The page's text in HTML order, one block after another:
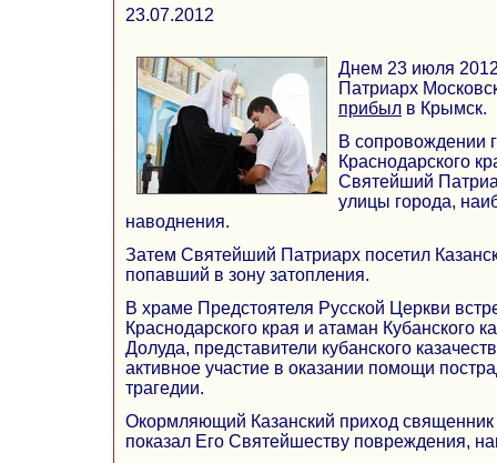
23.07.2012
Днем 23 июля
Патриарх
прибыл в Крымск.
В сопровождении
Краснодарского
Святейший
улицы города,
наводнения.
Затем Святейший Патриарх посетил
попавший в зону затопления.
В храме Предстоятеля Русской Церкви
Краснодарского края и атаман Кубанского
Долуда, представители кубанского
активное участие в оказании помощи
трагедии.
Окормляющий Казанский приход
показал Его Святейшеству повреждения,